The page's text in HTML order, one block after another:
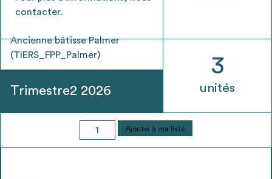
contacter.
Ancienne bâtisse Palmer
(TIERS_FPP_Palmer)
Trimestre2 2026
3
unités
quantité
de
Ajouter à ma liste